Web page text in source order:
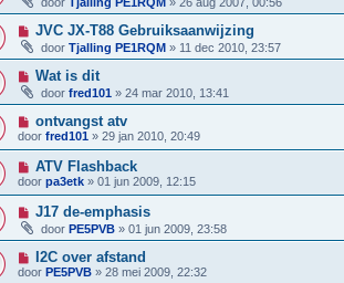
door Tjalling PE1RQM » 26 aug 2007, 00:56
JVC JX-T88 Gebruiksaanwijzing
door Tjalling PE1RQM » 11 dec 2010, 23:57
Wat is dit
door fred101 » 24 mar 2010, 13:41
ontvangst atv
door fred101 » 29 jan 2010, 20:49
ATV Flashback
door pa3etk » 01 jun 2009, 12:15
J17 de-emphasis
door PE5PVB » 01 jun 2009, 23:58
I2C over afstand
door PE5PVB » 28 mei 2009, 22:32